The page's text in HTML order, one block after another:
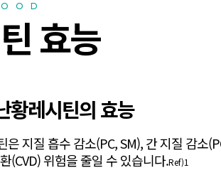
효능
황레시틴의 효능
지질 흡수 감소(PC, SM), 간 지질 감소
(CVD) 위험을 줄일 수 있습니다.Ref)1